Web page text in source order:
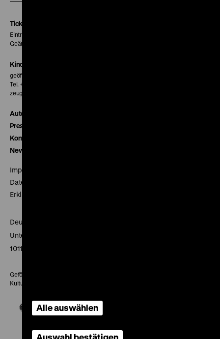
Tickets
Eintritt 5 €
Geänderte Preise sind im Programm vermerkt.
Kinokasse
geöffnet 30 Minuten vor Beginn der ersten Vorstellung
Tel. + 49 30 20304-770
zeughauskino@dhm.de
Autor*innen
Presse
Kontakt
Newsletter
Impressum
Datenschutz
Erklärung digitale Barrierefreiheit
Deutsches Historisches Museum
Unter den Linden 2
10117 Berlin
Gefördert mit Mitteln des Beauftragten der Bundesregierung für
Kultur und Medien
Alle auswählen
Auswahl bestätigen